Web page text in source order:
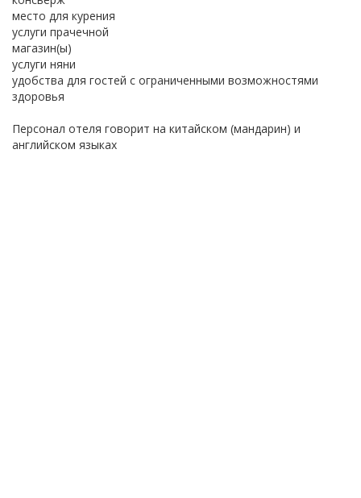
место для курения
услуги прачечной
магазин(ы)
услуги няни
удобства для гостей с ограниченными возможностями
здоровья
Персонал отеля говорит на китайском (мандарин) и
английском языках